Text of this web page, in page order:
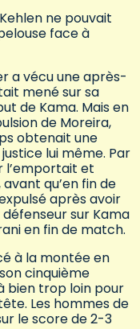
ne pouvait
face à
a vécu une après-
mené sur sa
de Kama. Mais en
de Moreira,
obtenait une
lui même. Par
l’emportait et
qu’en fin de
après avoir
sur Kama
en fin de match.
à la montée en
cinquième
bien trop loin pour
Les hommes de
le score de 2-3